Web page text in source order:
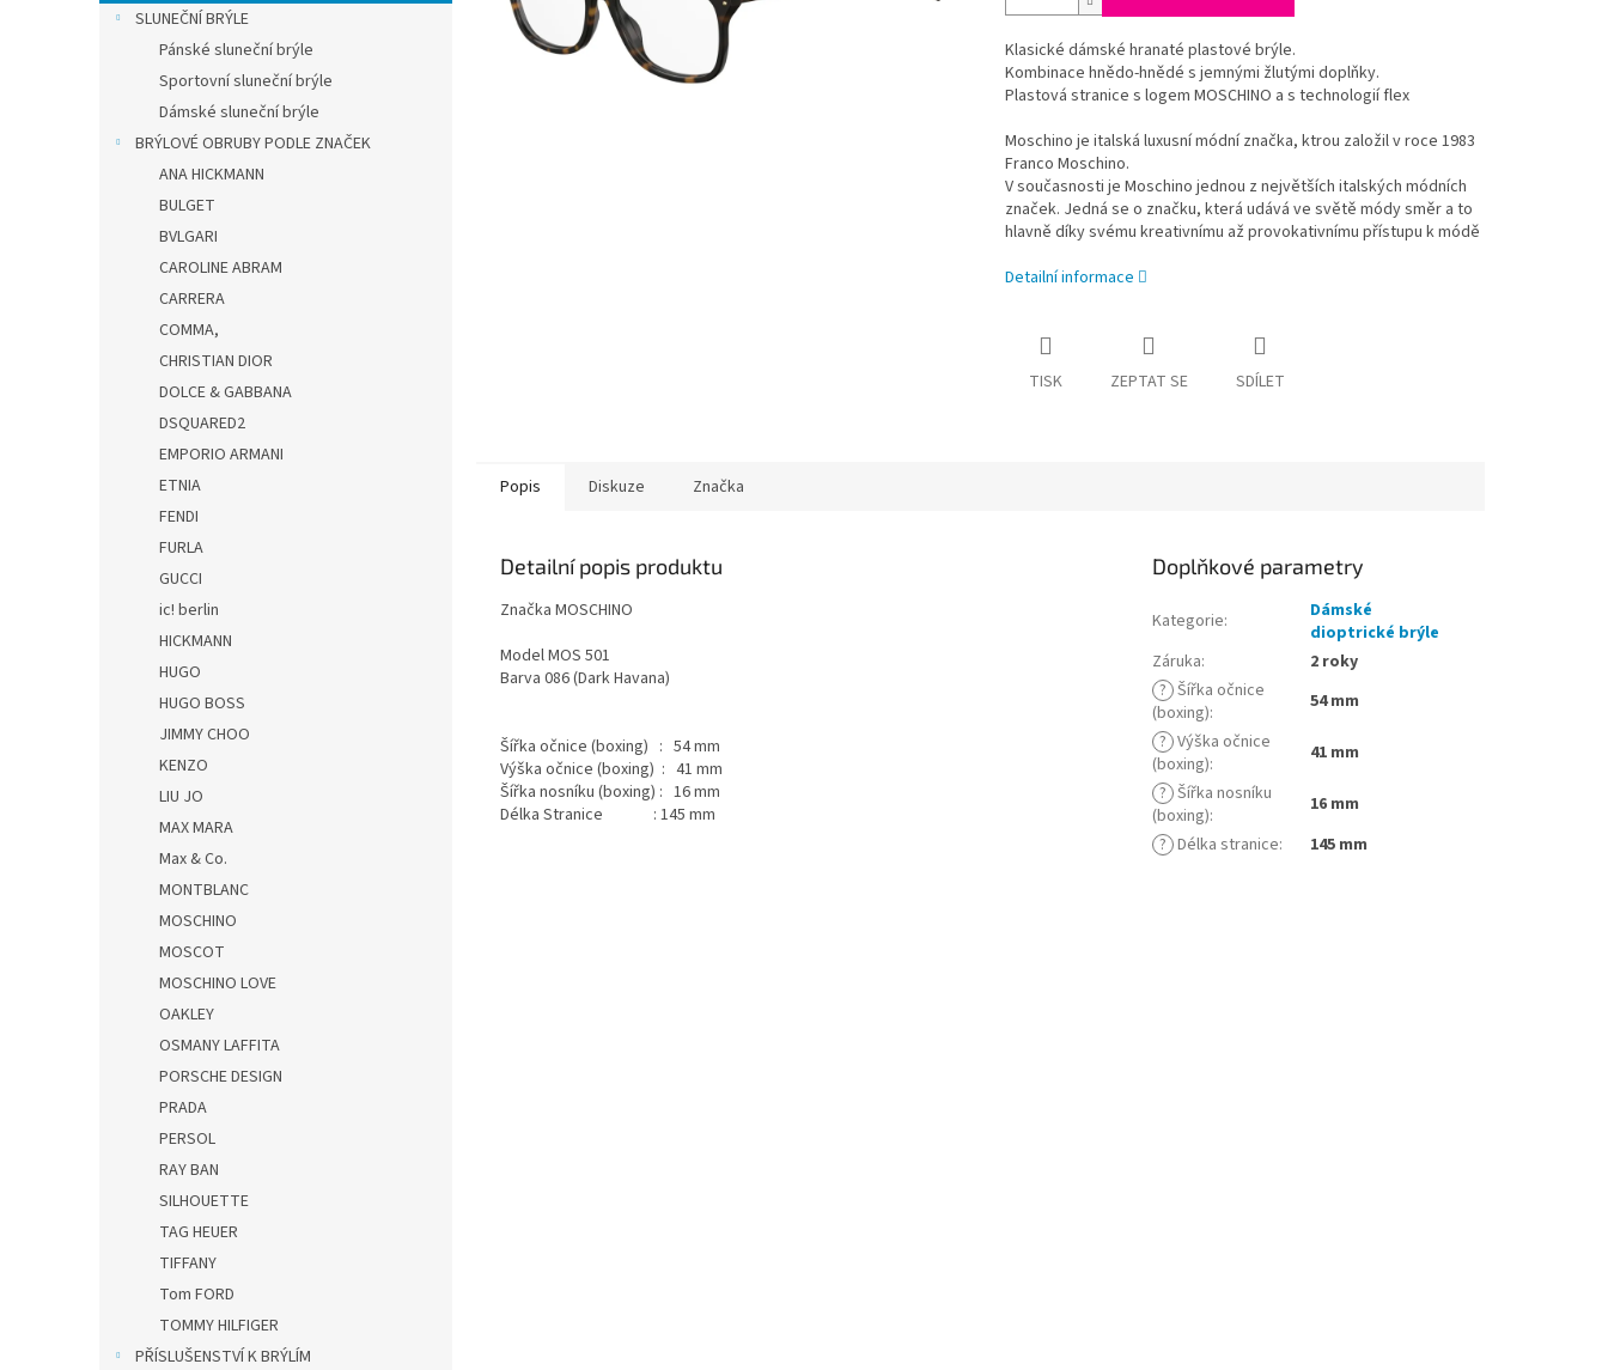
n
SLUNEČNÍ BRÝLE
Pánské sluneční brýle
Sportovní sluneční brýle
Dámské sluneční brýle
BRÝLOVÉ OBRUBY PODLE ZNAČEK
ANA HICKMANN
BULGET
BVLGARI
CAROLINE ABRAM
CARRERA
COMMA,
CHRISTIAN DIOR
DOLCE & GABBANA
DSQUARED2
EMPORIO ARMANI
ETNIA
FENDI
FURLA
GUCCI
ic! berlin
HICKMANN
HUGO
HUGO BOSS
JIMMY CHOO
KENZO
LIU JO
MAX MARA
Max & Co.
MONTBLANC
MOSCHINO
MOSCOT
MOSCHINO LOVE
OAKLEY
OSMANY LAFFITA
PORSCHE DESIGN
PRADA
PERSOL
RAY BAN
SILHOUETTE
TAG HEUER
TIFFANY
Tom FORD
TOMMY HILFIGER
PŘÍSLUŠENSTVÍ K BRÝLÍM
Klasické dámské hranaté plastové brýle.
Kombinace hnědo-hnědé s jemnými žlutými doplňky.
Plastová stranice s logem MOSCHINO a s technologií flex
Moschino je italská luxusní módní značka, ktrou založil v roce 1983
Franco Moschino.
V současnosti je Moschino jednou z největších italských módních
značek. Jedná se o značku, která udává ve světě módy směr a to
hlavně díky svému kreativnímu až provokativnímu přístupu k módě
Detailní informace
TISK ZEPTAT SE SDÍLET
Popis Diskuze Značka
Detailní popis produktu
Značka MOSCHINO
Model MOS 501
Barva 086 (Dark Havana)
Šířka očnice (boxing) : 54 mm
Výška očnice (boxing) : 41 mm
Šířka nosníku (boxing) : 16 mm
Délka Stranice : 145 mm
Doplňkové parametry
Kategorie:
Dámské
dioptrické brýle
Záruka:
2 roky
? Šířka očnice
(boxing):
54 mm
? Výška očnice
(boxing):
41 mm
? Šířka nosníku
(boxing):
16 mm
? Délka stranice: 145 mm